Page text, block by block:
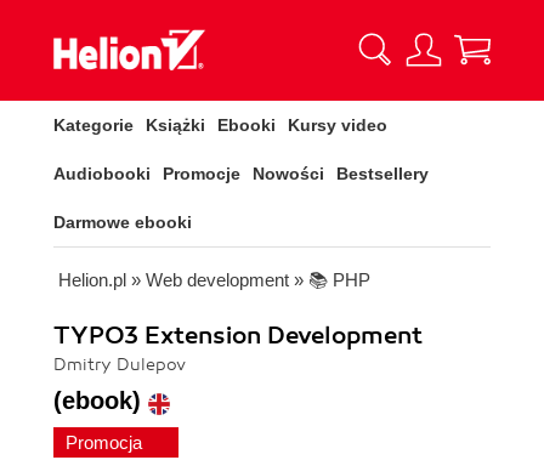
Kategorie Książki Ebooki Kursy video
Audiobooki Promocje Nowości Bestsellery
Darmowe ebooki
Helion.pl » Web development » 📚 PHP
TYPO3 Extension Development
Dmitry Dulepov
(ebook)
Promocja